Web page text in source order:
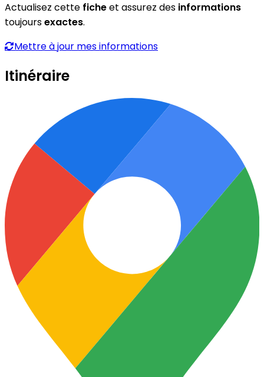
Actualisez cette ficheet assurez des informations
toujoursexactes.
Mettre à jour mes informations
Itinéraire